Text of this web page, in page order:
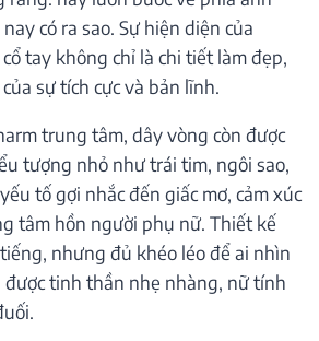
có ra sao. Sự hiện diện của
tay không chỉ là chi tiết làm đẹp,
sự tích cực và bản lĩnh.
trung tâm, dây vòng còn được
tượng nhỏ như trái tim, ngôi sao,
tố gợi nhắc đến giấc mơ, cảm xúc
tâm hồn người phụ nữ. Thiết kế
nhưng đủ khéo léo để ai nhìn
được tinh thần nhẹ nhàng, nữ tính